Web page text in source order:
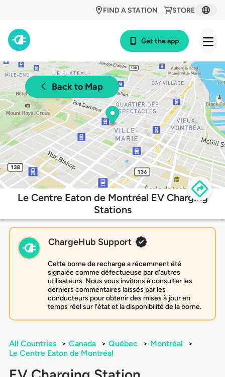
STORE
FIND A STATION
Get the app
Back to Map
Le Centre Eaton de Montréal EV Charging
Stations
ChargeHub Support
Cette borne de recharge a récemment été
signalée comme défectueuse par d'autres
utilisateurs. Nous vous invitons à consulter les
derniers commentaires laissés par les
conducteurs pour obtenir des mises à jour en
temps réel sur l'état et la disponibilité de la borne.
All Countries > Canada > Québec > Montréal
>
Le Centre Eaton de Montréal